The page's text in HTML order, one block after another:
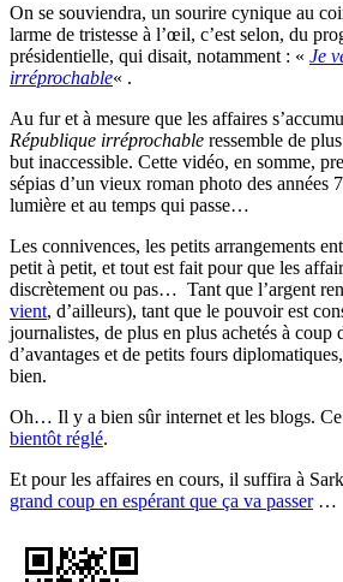
On se souviendra, un sourire cynique au
larme de tristesse à l’œil, c’est selon, du
présidentielle, qui disait, notamment : « Je
irréprochable« .
Au fur et à mesure que les affaires
République irréprochable ressemble de
but inaccessible. Cette vidéo, en somme,
sépias d’un vieux roman photo des années
lumière et au temps qui passe…
Les connivences, les petits arrangements
petit à petit, et tout est fait pour que les
discrètement ou pas… Tant que l’argent
vient, d’ailleurs), tant que le pouvoir est
journalistes, de plus en plus achetés à coup
d’avantages et de petits fours
bien.
Oh… Il y a bien sûr internet et les blogs. Ce
bientôt réglé.
Et pour les affaires en cours, il suffira à
grand coup en espérant que ça va passer…